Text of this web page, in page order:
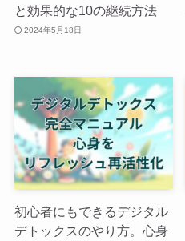
と効果的な10の継続方法
2024年5月18日
初心者にもできるデジタル
デトックスのやり方。心身